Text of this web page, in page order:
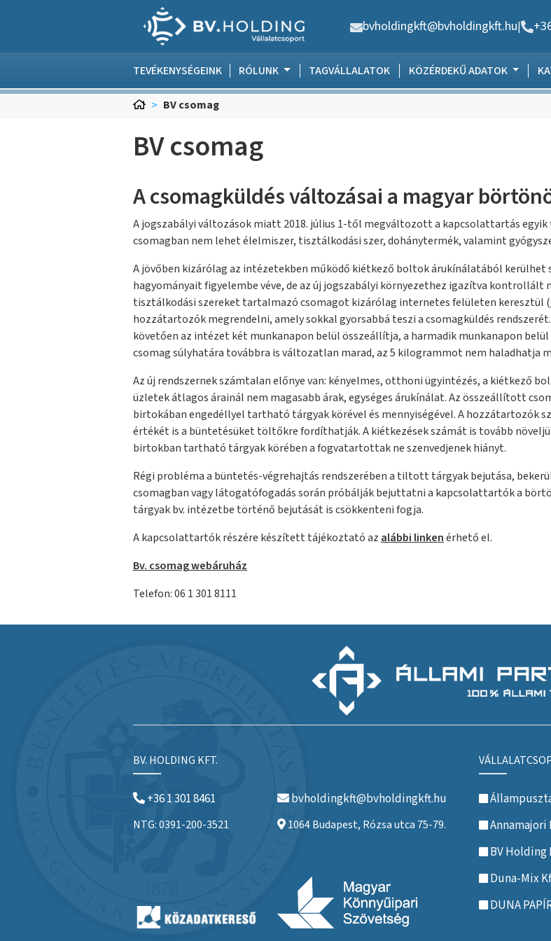
bvholdingkft@bvholdingkft.hu|
TEVÉKENYSÉGEINK RÓLUNK TAGVÁLLALATOK KÖZÉRDEKŰ ADATOK
BV csomag
BV csomag
A csomagküldés változásai a magyar
A jogszabályi változások miatt 2018. július 1-től megváltozott a kapcsolattartás
csomagban nem lehet élelmiszer, tisztálkodási szer, dohánytermék, valamint
A jövőben kizárólag az intézetekben működő kiétkező boltok árukínálatából kerülhet
hagyományait figyelembe véve, de az új jogszabályi környezethez igazítva
tisztálkodási szereket tartalmazó csomagot kizárólag internetes felületen keresztül (
hozzátartozók megrendelni, amely sokkal gyorsabbá teszi a csomagküldés
követően az intézet két munkanapon belül összeállítja, a harmadik munkanapon
csomag súlyhatára továbbra is változatlan marad, az 5 kilogrammot nem haladhatja
Az új rendszernek számtalan előnye van: kényelmes, otthoni ügyintézés, a kiétkező
üzletek átlagos árainál nem magasabb árak, egységes árukínálat. Az összeállított
birtokában engedéllyel tartható tárgyak körével és mennyiségével. A hozzátartozók
értékét is a büntetésüket töltőkre fordíthatják. A kiétkezések számát is tovább
birtokban tartható tárgyak körében a fogvatartottak ne szenvedjenek hiányt.
Régi probléma a büntetés-végrehajtás rendszerében a tiltott tárgyak bejutása,
csomagban vagy látogatófogadás során próbálják bejuttatni a kapcsolattartók a
tárgyak bv. intézetbe történő bejutását is csökkenteni fogja.
A kapcsolattartók részére készített tájékoztató az alábbi linkenérhető el.
Bv. csomag webáruház
Telefon: 06 1 301 8111
BV. HOLDING KFT.
+36 1 301 8461
NTG: 0391-200-3521
bvholdingkft@bvholdingkft.hu
1064 Budapest, Rózsa utca 75-79.
Annamajori
BV Holding
Duna-Mix
DUNA